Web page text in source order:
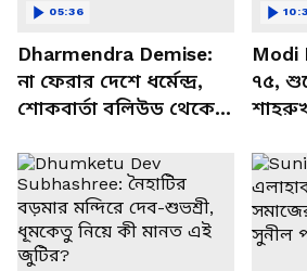
Dharmendra Demise:
না ফেরার দেশে ধর্মেন্দ্র,
শোকবার্তা বলিউড থেকে
05:36
Modi
৭৫,